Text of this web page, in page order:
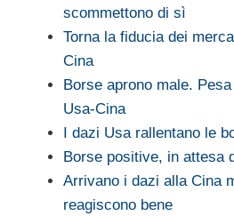
scommettono di sì
Torna la fiducia dei
Cina
Borse aprono male.
Usa-Cina
I dazi Usa rallentano le
Borse positive, in attesa
Arrivano i dazi alla Cina
reagiscono bene